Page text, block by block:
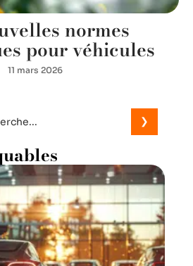
normes
pour véhicules
11 mars 2026